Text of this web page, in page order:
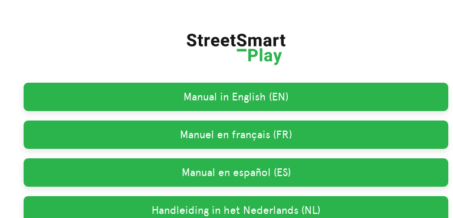
Manual in English (EN)
Manuel en français (FR)
Manual en español (ES)
Handleiding in het Nederlands (NL)